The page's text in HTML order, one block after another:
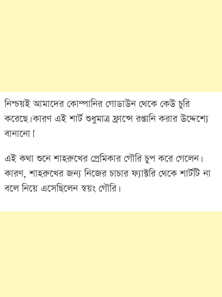
নিশ্চয়ই আমাদের কোম্পানির গোডাউন থেকে কেউ চুরি
করেছে। কারণ এই শার্ট শুধুমাত্র ফ্রান্সে রপ্তানি করার উদ্দেশ্যে
বানানো।’
এই কথা শুনে শাহরুখের প্রেমিকার গৌরি চুপ করে গেলেন।
কারণ, শাহরুখের জন্য নিজের চাচার ফ্যাক্টরি থেকে শার্টটি না
বলে নিয়ে এসেছিলেন স্বয়ং গৌরি।